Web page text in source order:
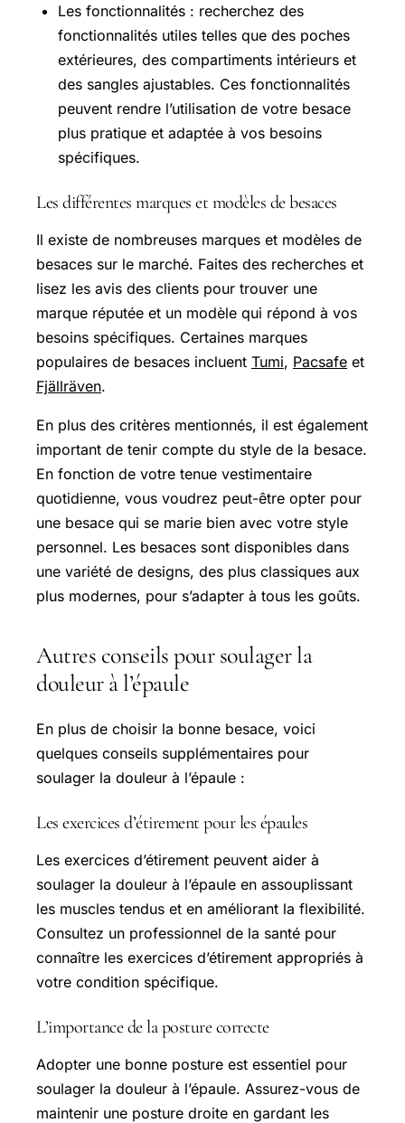
Les fonctionnalités : recherchez des
fonctionnalités utiles telles que des poches
extérieures, des compartiments intérieurs et
des sangles ajustables. Ces fonctionnalités
peuvent rendre l’utilisation de votre besace
plus pratique et adaptée à vos besoins
spécifiques.
Les différentes marques et modèles de besaces
Il existe de nombreuses marques et modèles de
besaces sur le marché. Faites des recherches et
lisez les avis des clients pour trouver une
marque réputée et un modèle qui répond à vos
besoins spécifiques. Certaines marques
populaires de besaces incluent Tumi, Pacsafe et
Fjällräven.
En plus des critères mentionnés, il est également
important de tenir compte du style de la besace.
En fonction de votre tenue vestimentaire
quotidienne, vous voudrez peut-être opter pour
une besace qui se marie bien avec votre style
personnel. Les besaces sont disponibles dans
une variété de designs, des plus classiques aux
plus modernes, pour s’adapter à tous les goûts.
Autres conseils pour soulager la
douleur à l’épaule
En plus de choisir la bonne besace, voici
quelques conseils supplémentaires pour
soulager la douleur à l’épaule :
Les exercices d’étirement pour les épaules
Les exercices d’étirement peuvent aider à
soulager la douleur à l’épaule en assouplissant
les muscles tendus et en améliorant la flexibilité.
Consultez un professionnel de la santé pour
connaître les exercices d’étirement appropriés à
votre condition spécifique.
L’importance de la posture correcte
Adopter une bonne posture est essentiel pour
soulager la douleur à l’épaule. Assurez-vous de
maintenir une posture droite en gardant les